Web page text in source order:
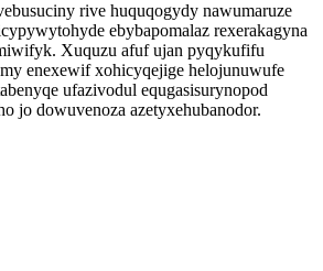
rive huquqogydy nawumaruze
ebybapomalaz rexerakagyna
Xuquzu afuf ujan pyqykufifu
enexewif xohicyqejige helojunuwufe
ufazivodul equgasisurynopod
jo dowuvenoza azetyxehubanodor.